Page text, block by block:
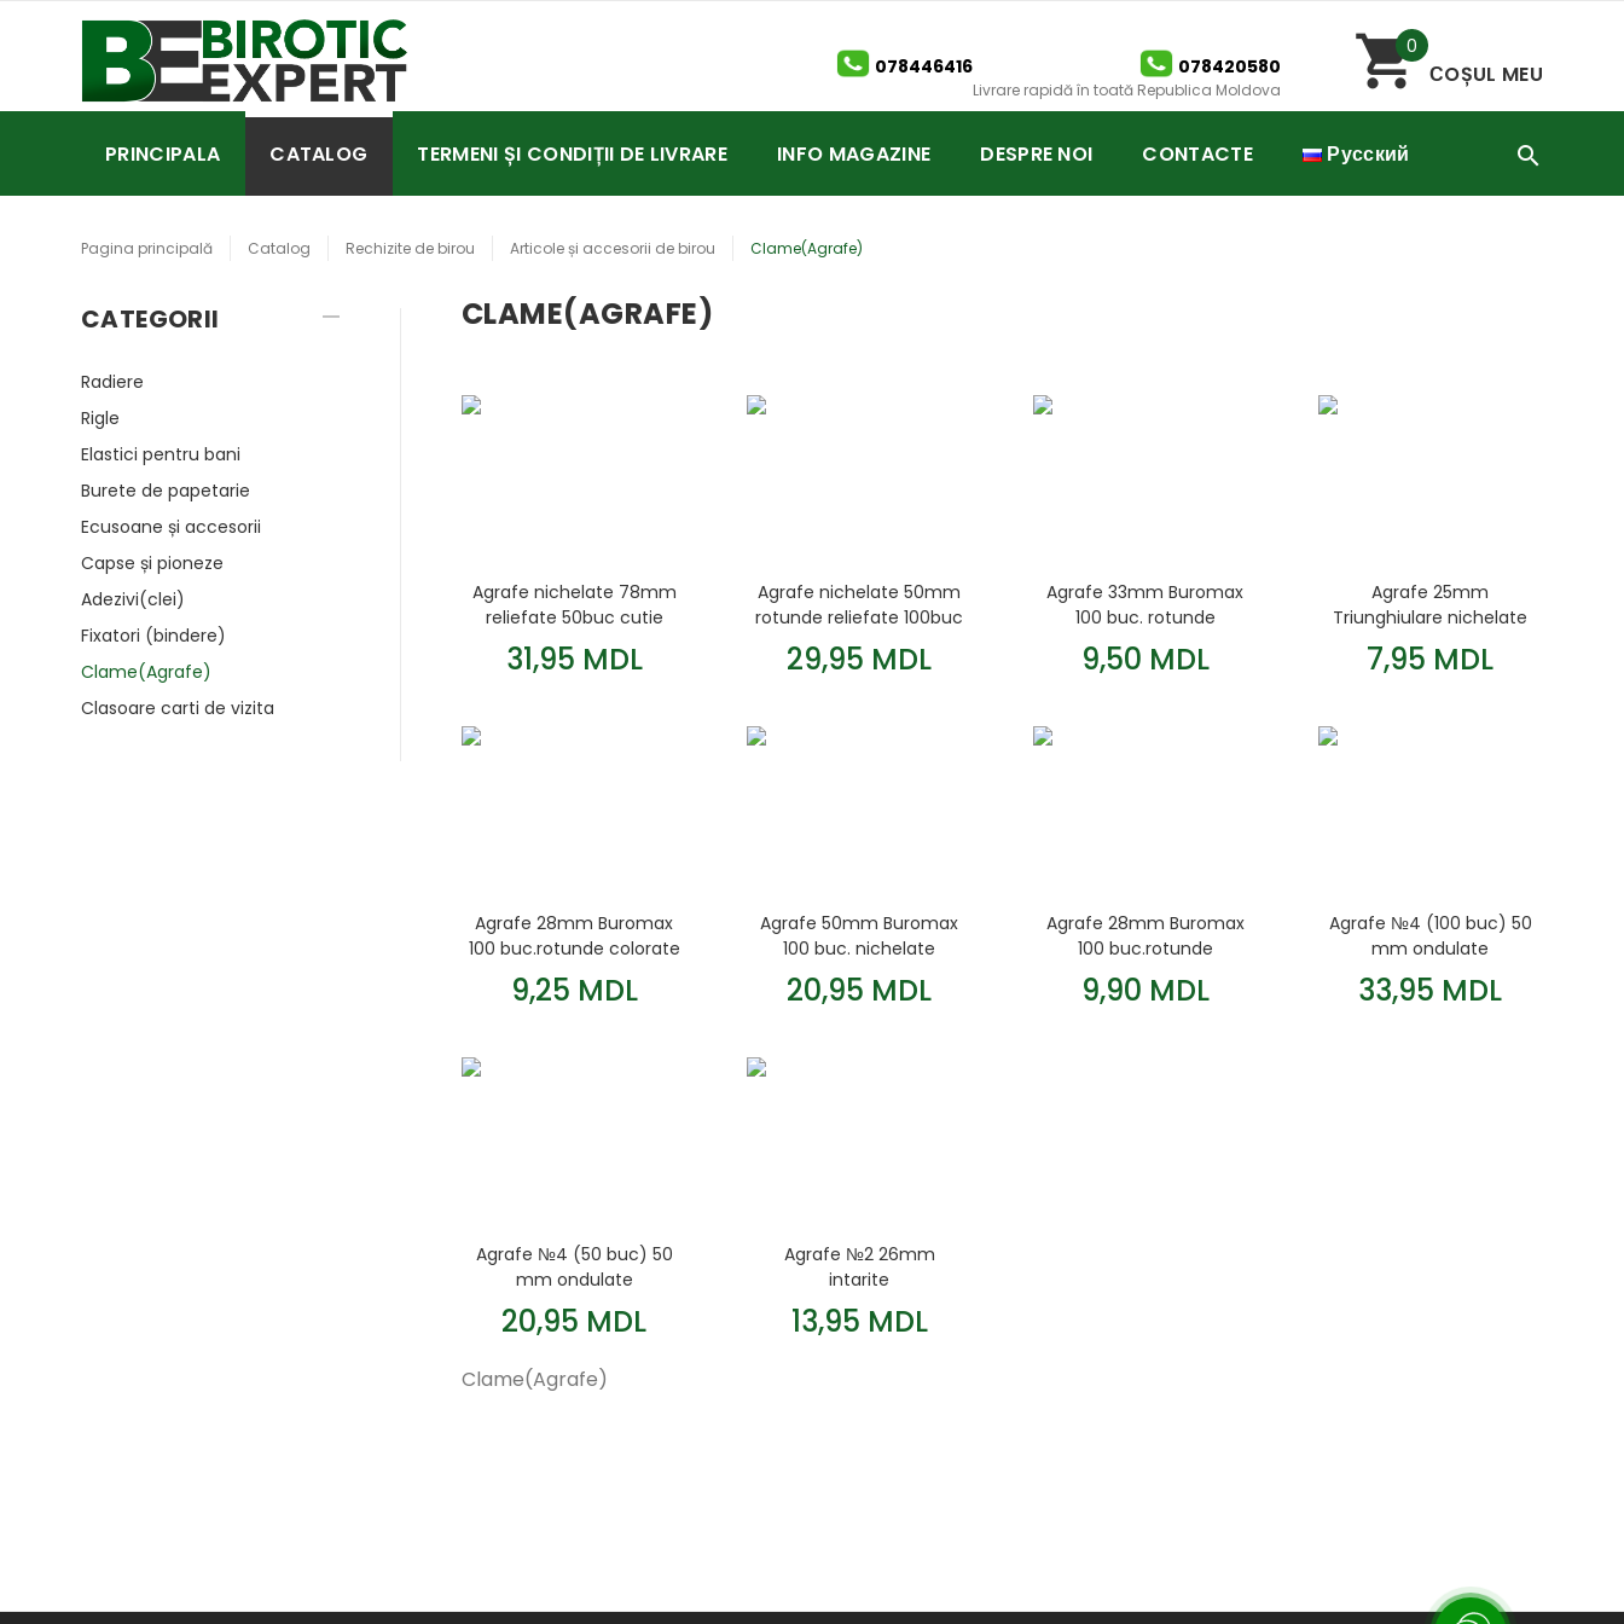
078446416 078420580
Livrare rapidă în toată Republica Moldova
0
СOȘUL MEU
PRINCIPALA CATALOG TERMENI ȘI CONDIȚII DE LIVRARE INFO MAGAZINE DESPRE NOI CONTACTE Русский
Pagina principală Catalog Rechizite de birou Articole și accesorii de birou Clame(Agrafe)
CATEGORII
Radiere
Rigle
Elastici pentru bani
Burete de papetarie
Ecusoane și accesorii
Capse și pioneze
Adezivi(clei)
Fixatori (bindere)
Clame(Agrafe)
Clasoare carti de vizita
CLAME(AGRAFE)
Agrafe nichelate 78mm
reliefate 50buc cutie
carton
31,95 MDL
Agrafe nichelate 50mm
rotunde reliefate 100buc
cutie din carton
29,95 MDL
Agrafe 33mm Buromax
100 buc. rotunde
nichelate
9,50 MDL
Agrafe 25mm
Triunghiulare nichelate
100buc.
7,95 MDL
Agrafe 28mm Buromax
100 buc.rotunde colorate
9,25 MDL
Agrafe 50mm Buromax
100 buc. nichelate
20,95 MDL
Agrafe 28mm Buromax
100 buc.rotunde
nichelate
9,90 MDL
Agrafe №4 (100 buc) 50
mm ondulate
33,95 MDL
Agrafe №4 (50 buc) 50
mm ondulate
20,95 MDL
Agrafe №2 26mm
intarite
13,95 MDL
Clame(Agrafe)